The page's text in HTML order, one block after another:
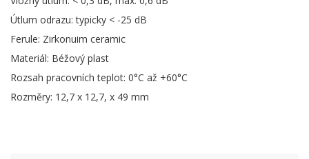
Útlum odrazu: typicky < -25 dB
Ferule: Zirkonuim ceramic
Materiál: Béžový plast
Rozsah pracovních teplot: 0°C až +60°C
Rozměry: 12,7 x 12,7, x 49 mm